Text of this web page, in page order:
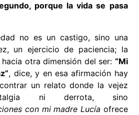
porque la vida se pasa
no es un castigo, sino una
un ejercicio de paciencia; la
otra dimensión del ser: “Mi
, dice, y en esa afirmación hay
un relato donde la vejez
ni derrota, sino
con mi madre Lucía ofrece